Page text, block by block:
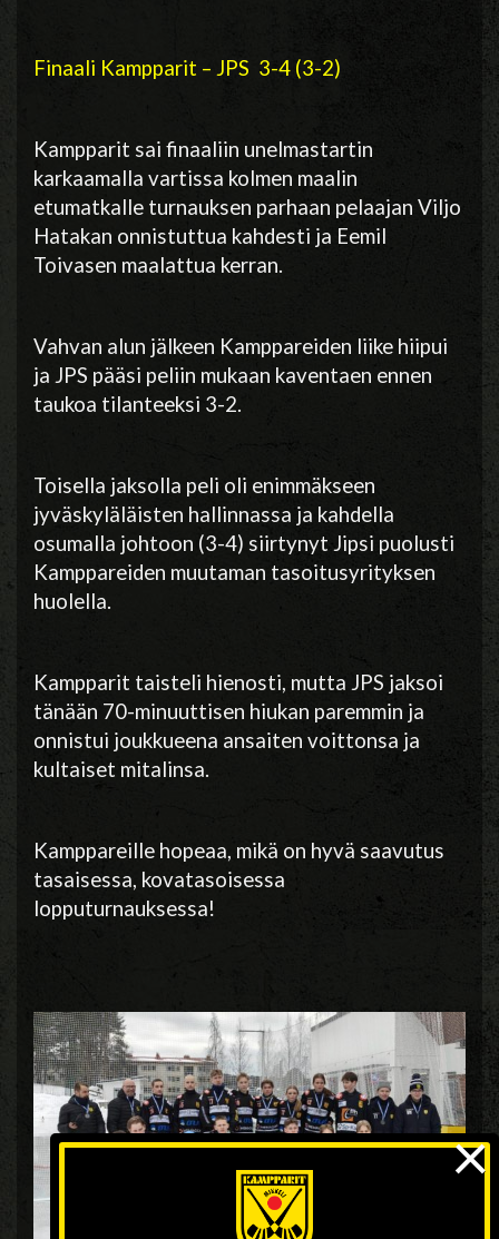
Finaali Kampparit – JPS 3-4 (3-2)
Kampparit sai finaaliin unelmastartin
karkaamalla vartissa kolmen maalin
etumatkalle turnauksen parhaan pelaajan Viljo
Hatakan onnistuttua kahdesti ja Eemil
Toivasen maalattua kerran.
Vahvan alun jälkeen Kamppareiden liike hiipui
ja JPS pääsi peliin mukaan kaventaen ennen
taukoa tilanteeksi 3-2.
Toisella jaksolla peli oli enimmäkseen
jyväskyläläisten hallinnassa ja kahdella
osumalla johtoon (3-4) siirtynyt Jipsi puolusti
Kamppareiden muutaman tasoitusyrityksen
huolella.
Kampparit taisteli hienosti, mutta JPS jaksoi
tänään 70-minuuttisen hiukan paremmin ja
onnistui joukkueena ansaiten voittonsa ja
kultaiset mitalinsa.
Kamppareille hopeaa, mikä on hyvä saavutus
tasaisessa, kovatasoisessa
lopputurnauksessa!
×